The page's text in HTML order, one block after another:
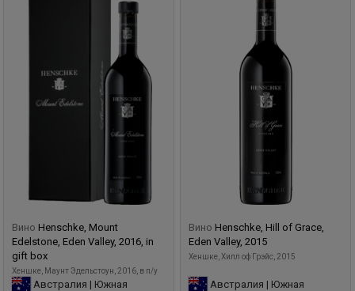
Вино Henschke, Mount
Edelstone, Eden Valley, 2016, in
gift box
Хеншке, Маунт Эдельстоун, 2016, в п/у
Австралия | Южная
Вино Henschke, Hill of Grace,
Eden Valley, 2015
Хеншке, Хилл оф Грэйс, 2015
Австралия | Южная